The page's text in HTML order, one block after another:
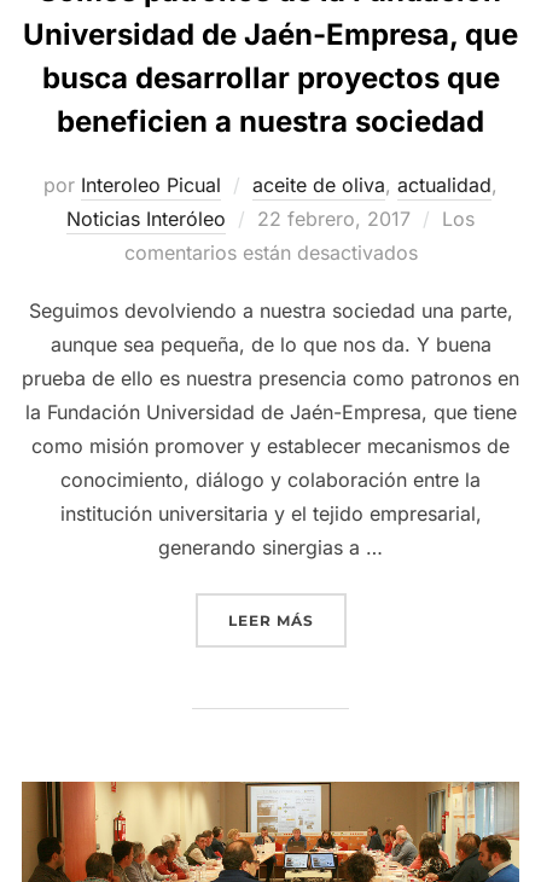
Universidad de Jaén-Empresa, que
busca desarrollar proyectos que
beneficien a nuestra sociedad
por Interoleo Picual aceite de oliva, actualidad,
Noticias Interóleo
Publicado
el
22 febrero, 2017
Los
comentarios están desactivados
Seguimos devolviendo a nuestra sociedad una parte,
aunque sea pequeña, de lo que nos da. Y buena
prueba de ello es nuestra presencia como patronos en
la Fundación Universidad de Jaén-Empresa, que tiene
como misión promover y establecer mecanismos de
conocimiento, diálogo y colaboración entre la
institución universitaria y el tejido empresarial,
generando sinergias a …
LEER MÁS«SOMOS PATRONOS DE